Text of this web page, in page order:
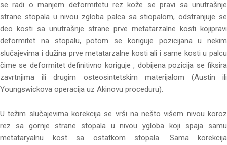
se radi o manjem deformitetu rez kože se pravi sa unutrašnje
strane stopala u nivou zgloba palca sa stiopalom, odstranjuje se
deo kosti sa unutrašnje strane prve metatarzalne kosti kojipravi
deformitet na stopalu, potom se koriguje pozicijana u nekim
slučajevima i dužina prve metatarzalne kosti ali i same kosti u palcu
čime se deformitet definitivno koriguje , dobijena pozicija se fiksira
zavrtnjima ili drugim osteosintetskim materijalom (Austin ili
Youngswickova operacija uz Akinovu proceduru).
U težim slučajevima korekcija se vrši na nešto višem nivou koroz
rez sa gornje strane stopala u nivou ygloba koji spaja samu
metataryalnu kost sa ostatkom stopala. Sama korekcija